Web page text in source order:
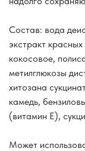
Состав: вода
экстракт
кокосовое,
метилглюкозы
хитозана
камедь,
(витамин Е),
Может